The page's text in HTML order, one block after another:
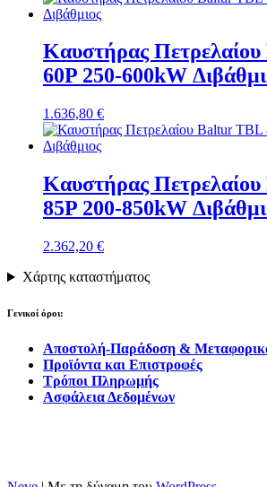
Καυστήρας
60P 250-600kW
1.636,80 €
Καυστήρας
85P 200-850kW
2.362,20 €
Χάρτης καταστήματος
Γενικοί όροι:
Αποστολή-Παράδοση &
Προϊόντα και Επιστροφές
Τρόποι Πληρωμής
Ασφάλεια Δεδομένων